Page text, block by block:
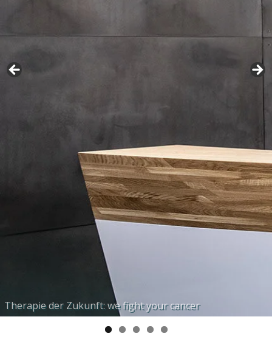
Therapie der Zukunft: we fight your cancer
Molekulare interne Radionuklidtherapie
Maßgeschneiderte, personalisierte Therapieplanung
Hochspezifische Biomarker-Liganden für Ihre
Bedürfnisse
Individuelle Betreuung durch international renommierte
Fachexperten